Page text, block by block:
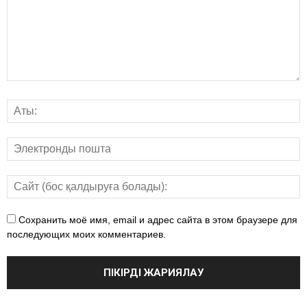
Сохранить моё имя, email и адрес сайта в этом браузере для
последующих моих комментариев.